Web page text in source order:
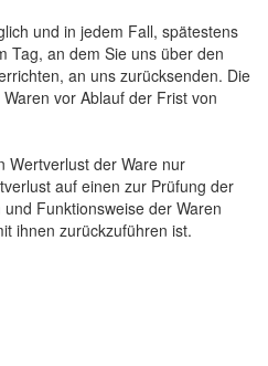
und in jedem Fall, spätestens
Tag, an dem Sie uns über den
an uns zurücksenden. Die
vor Ablauf der Frist von
Wertverlust der Ware nur
auf einen zur Prüfung der
Funktionsweise der Waren
ihnen zurückzuführen ist.